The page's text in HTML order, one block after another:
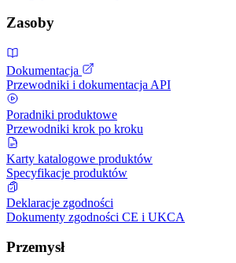
Zasoby
Dokumentacja
Przewodniki i dokumentacja API
Poradniki produktowe
Przewodniki krok po kroku
Karty katalogowe produktów
Specyfikacje produktów
Deklaracje zgodności
Dokumenty zgodności CE i UKCA
Przemysł